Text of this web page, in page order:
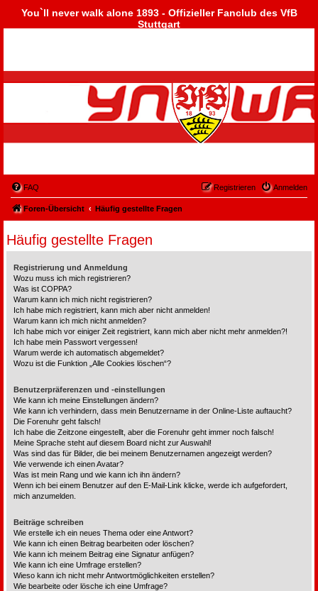
You`ll never walk alone 1893 - Offizieller Fanclub des VfB
Stuttgart
FAQ Anmelden
Registrieren
Foren-Übersicht Häufig gestellte Fragen
Häufig gestellte Fragen
Registrierung und Anmeldung
Wozu muss ich mich registrieren?
Was ist COPPA?
Warum kann ich mich nicht registrieren?
Ich habe mich registriert, kann mich aber nicht anmelden!
Warum kann ich mich nicht anmelden?
Ich habe mich vor einiger Zeit registriert, kann mich aber nicht mehr anmelden?!
Ich habe mein Passwort vergessen!
Warum werde ich automatisch abgemeldet?
Wozu ist die Funktion „Alle Cookies löschen“?
Benutzerpräferenzen und -einstellungen
Wie kann ich meine Einstellungen ändern?
Wie kann ich verhindern, dass mein Benutzername in der Online-Liste auftaucht?
Die Forenuhr geht falsch!
Ich habe die Zeitzone eingestellt, aber die Forenuhr geht immer noch falsch!
Meine Sprache steht auf diesem Board nicht zur Auswahl!
Was sind das für Bilder, die bei meinem Benutzernamen angezeigt werden?
Wie verwende ich einen Avatar?
Was ist mein Rang und wie kann ich ihn ändern?
Wenn ich bei einem Benutzer auf den E-Mail-Link klicke, werde ich aufgefordert,
mich anzumelden.
Beiträge schreiben
Wie erstelle ich ein neues Thema oder eine Antwort?
Wie kann ich einen Beitrag bearbeiten oder löschen?
Wie kann ich meinem Beitrag eine Signatur anfügen?
Wie kann ich eine Umfrage erstellen?
Wieso kann ich nicht mehr Antwortmöglichkeiten erstellen?
Wie bearbeite oder lösche ich eine Umfrage?